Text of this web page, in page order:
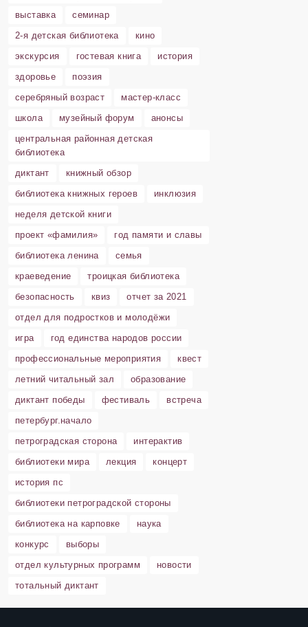
выставка
семинар
2-я детская библиотека
кино
экскурсия
гостевая книга
история
здоровье
поэзия
серебряный возраст
мастер-класс
школа
музейный форум
анонсы
центральная районная детская
библиотека
диктант
книжный обзор
библиотека книжных героев
инклюзия
неделя детской книги
проект «фамилия»
год памяти и славы
библиотека ленина
семья
краеведение
троицкая библиотека
безопасность
квиз
отчет за 2021
отдел для подростков и молодёжи
игра
год единства народов россии
профессиональные мероприятия
квест
летний читальный зал
образование
диктант победы
фестиваль
встреча
петербург.начало
петроградская сторона
интерактив
библиотеки мира
лекция
концерт
история пс
библиотеки петроградской стороны
библиотека на карповке
наука
конкурс
выборы
отдел культурных программ
новости
тотальный диктант